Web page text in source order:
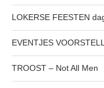
LOKERSE FEESTEN
EVENTJES
TROOST – Not All Men